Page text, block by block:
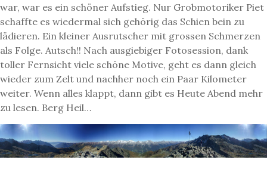
war, war es ein schöner Aufstieg. Nur Grobmotoriker Piet
schaffte es wiedermal sich gehörig das Schien bein zu
lädieren. Ein kleiner Ausrutscher mit grossen Schmerzen
als Folge. Autsch!! Nach ausgiebiger Fotosession, dank
toller Fernsicht viele schöne Motive, geht es dann gleich
wieder zum Zelt und nachher noch ein Paar Kilometer
weiter. Wenn alles klappt, dann gibt es Heute Abend mehr
zu lesen. Berg Heil…